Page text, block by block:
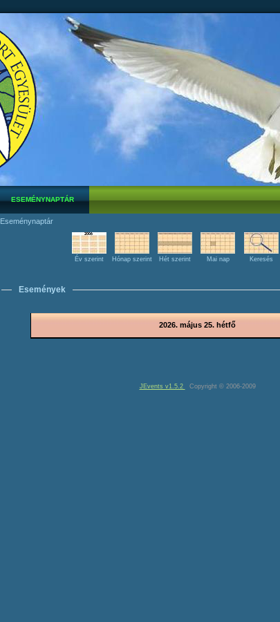
ESEMÉNYNAPTÁR
Eseménynaptár
Év szerint Hónap szerint Hét szerint Mai nap Keresés
Események
2026. május 25. hétfő
JEvents v1.5.2 Copyright © 2006-2009